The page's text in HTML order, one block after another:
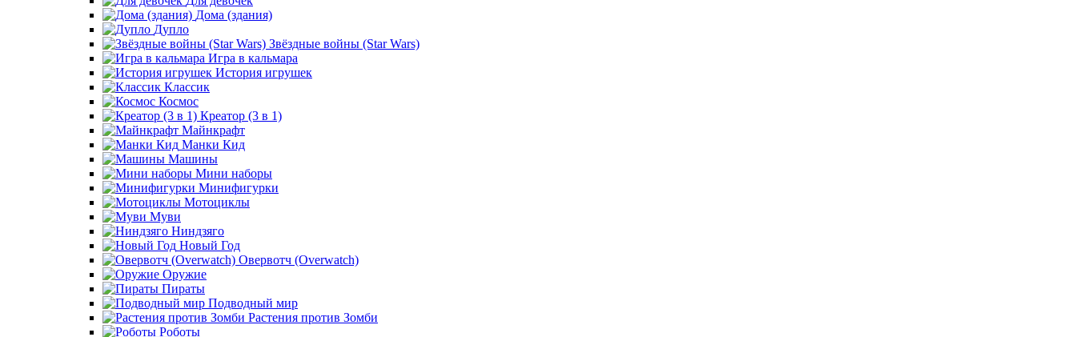
Дома (здания)
Дупло
Звёздные войны (Star Wars)
Игра в кальмара
История игрушек
Классик
Космос
Креатор (3 в 1)
Майнкрафт
Манки Кид
Машины
Мини наборы
Минифигурки
Мотоциклы
Муви
Ниндзяго
Новый Год
Овервотч (Overwatch)
Оружие
Пираты
Подводный мир
Растения против Зомби
Роботы